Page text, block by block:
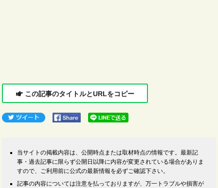
この記事のタイトルとURLをコピー
当サイトの掲載内容は、公開時点または取材時点の情報です。最新記
事・過去記事に限らず公開日以降に内容が変更されている場合がありま
すので、ご利用前に公式の最新情報を必ずご確認下さい。
記事の内容については注意を払っておりますが、万一トラブルや損害が